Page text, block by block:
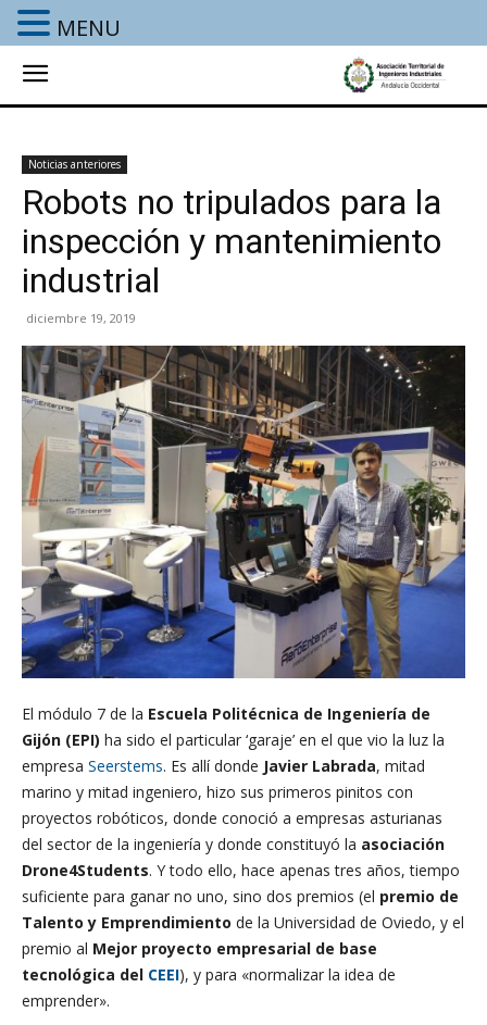
Noticias anteriores
Robots no tripulados para la
inspección y mantenimiento
industrial
diciembre 19, 2019
El módulo 7 de la Escuela Politécnica de Ingeniería de
Gijón (EPI) ha sido el particular ‘garaje’ en el que vio la luz la
empresa Seerstems. Es allí donde Javier Labrada, mitad
marino y mitad ingeniero, hizo sus primeros pinitos con
proyectos robóticos, donde conoció a empresas asturianas
del sector de la ingeniería y donde constituyó la asociación
Drone4Students. Y todo ello, hace apenas tres años, tiempo
suficiente para ganar no uno, sino dos premios (el premio de
Talento y Emprendimiento de la Universidad de Oviedo, y el
premio al Mejor proyecto empresarial de base
tecnológica del CEEI), y para «normalizar la idea de
emprender».
MENU